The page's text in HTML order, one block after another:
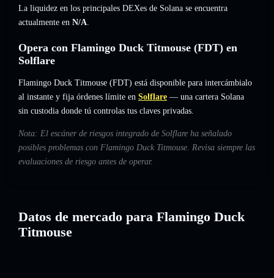
La liquidez en los principales DEXes de Solana se encuentra
actualmente en N/A.
Opera con Flamingo Duck Titmouse (FDT) en
Solflare
Flamingo Duck Titmouse (FDT) está disponible para intercámbialo
al instante y fija órdenes límite en Solflare — una cartera Solana
sin custodia donde tú controlas tus claves privadas.
Nota: El escáner de riesgos integrado de Solflare ha señalado
posibles problemas con Flamingo Duck Titmouse. Revisa siempre las
evaluaciones de riesgo antes de operar.
Datos de mercado para Flamingo Duck
Titmouse